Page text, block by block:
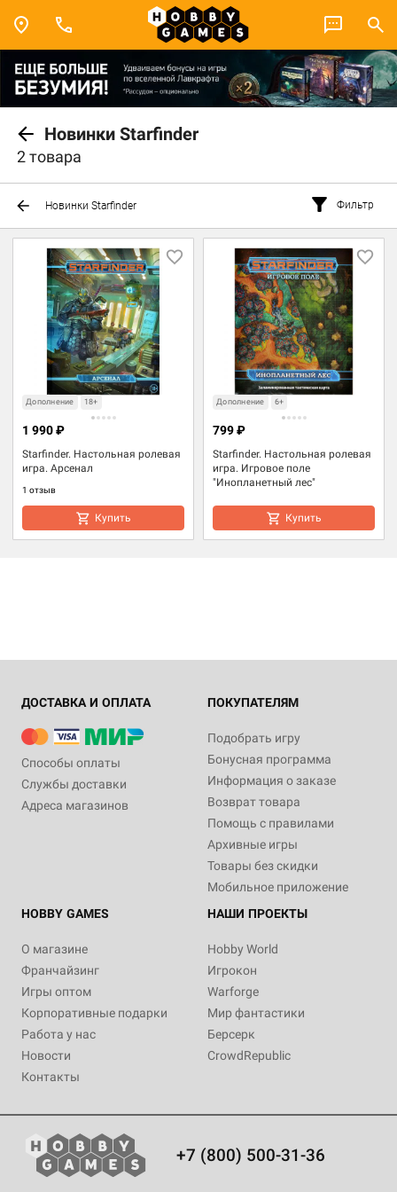
Новинки Starfinder
2 товара
Новинки Starfinder Фильтр
Дополнение 18+
Starfinder. Настольная ролевая
игра. Арсенал
1 отзыв
1 990 ₽
Купить
Дополнение 6+
Starfinder. Настольная ролевая
игра. Игровое поле
"Инопланетный лес"
799 ₽
Купить
ДОСТАВКА И ОПЛАТА
Способы оплаты
Службы доставки
Адреса магазинов
ПОКУПАТЕЛЯМ
Подобрать игру
Бонусная программа
Информация о заказе
Возврат товара
Помощь с правилами
Архивные игры
Товары без скидки
Мобильное приложение
HOBBY GAMES
О магазине
Франчайзинг
Игры оптом
Корпоративные подарки
Работа у нас
Новости
Контакты
НАШИ ПРОЕКТЫ
Hobby World
Игрокон
Warforge
Мир фантастики
Берсерк
CrowdRepublic
+7 (800) 500-31-36